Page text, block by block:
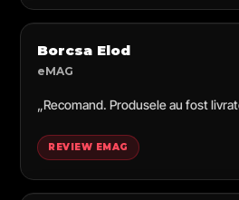
Borcsa Elod
eMAG
„Recomand. Produsele au fost
REVIEW EMAG